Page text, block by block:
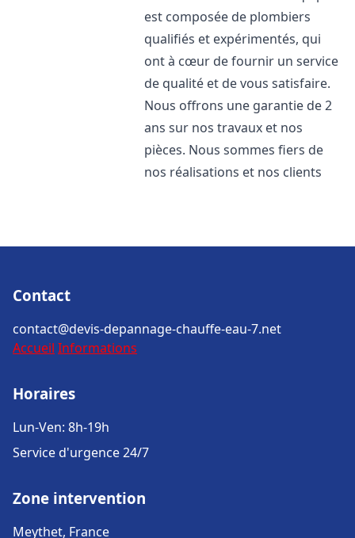
est composée de plombiers
qualifiés et expérimentés, qui
ont à cœur de fournir un service
de qualité et de vous satisfaire.
Nous offrons une garantie de 2
ans sur nos travaux et nos
pièces. Nous sommes fiers de
nos réalisations et nos clients
Contact
contact@devis-depannage-chauffe-eau-7.net
Accueil Informations
Horaires
Lun-Ven: 8h-19h
Service d'urgence 24/7
Zone intervention
Meythet, France